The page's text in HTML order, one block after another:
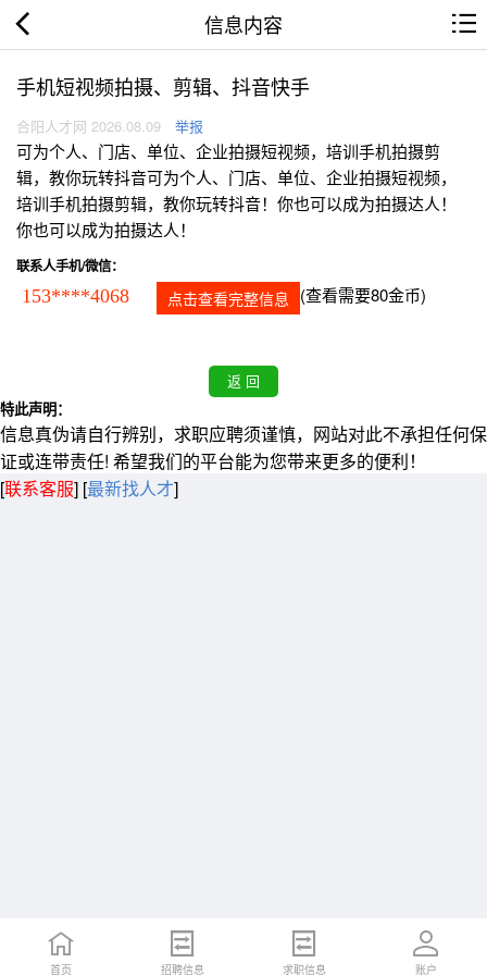
信息内容
手机短视频拍摄、剪辑、抖音快手
合阳人才网 2026.08.09 举报
可为个人、门店、单位、企业拍摄短视频，培训手机拍摄剪
辑，教你玩转抖音可为个人、门店、单位、企业拍摄短视频，
培训手机拍摄剪辑，教你玩转抖音！你也可以成为拍摄达人！
你也可以成为拍摄达人！
联系人手机/微信：
153****4068 点击查看完整信息 (查看需要80金币)
特此声明：
信息真伪请自行辨别，求职应聘须谨慎，网站对此不承担任何保
证或连带责任! 希望我们的平台能为您带来更多的便利！
[联系客服] [最新找人才]
首页 招聘信息 求职信息 账户